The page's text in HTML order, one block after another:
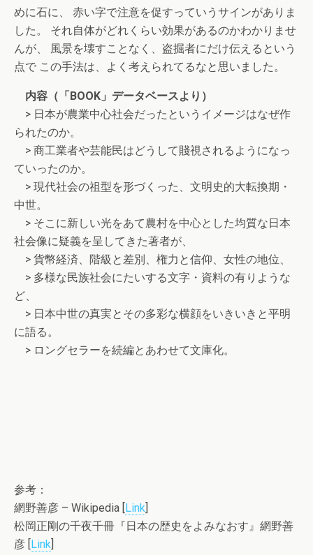
めに石に、 赤い字で注意を促すっていうサインがありま
した。 それ自体がどれくらい効果があるのかわかりませ
んが、 風景を壊すことなく、盗掘者にだけ伝えるという
点で この手法は、よく考えられてるなと思いました。
内容（「BOOK」データベースより）
> 日本が農業中心社会だったというイメージはなぜ作
られたのか。
> 商工業者や芸能民はどうして賤視されるようになっ
ていったのか。
> 現代社会の祖型を形づくった、文明史的大転換期・
中世。
> そこに新しい光をあて農村を中心とした均質な日本
社会像に疑義を呈してきた著者が、
> 貨幣経済、階級と差別、権力と信仰、女性の地位、
> 多様な民族社会にたいする文字・資料の有りような
ど、
> 日本中世の真実とその多彩な横顔をいきいきと平明
に語る。
> ロングセラーを続編とあわせて文庫化。
参考：
網野善彦 – Wikipedia [Link]
松岡正剛の千夜千冊『日本の歴史をよみなおす』網野善
彦 [Link]